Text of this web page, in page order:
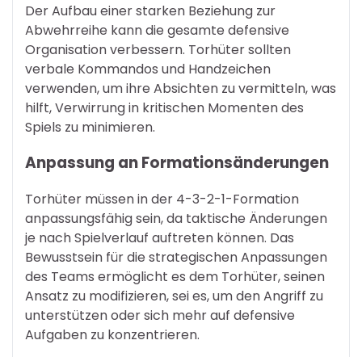
Der Aufbau einer starken Beziehung zur
Abwehrreihe kann die gesamte defensive
Organisation verbessern. Torhüter sollten
verbale Kommandos und Handzeichen
verwenden, um ihre Absichten zu vermitteln, was
hilft, Verwirrung in kritischen Momenten des
Spiels zu minimieren.
Anpassung an Formationsänderungen
Torhüter müssen in der 4-3-2-1-Formation
anpassungsfähig sein, da taktische Änderungen
je nach Spielverlauf auftreten können. Das
Bewusstsein für die strategischen Anpassungen
des Teams ermöglicht es dem Torhüter, seinen
Ansatz zu modifizieren, sei es, um den Angriff zu
unterstützen oder sich mehr auf defensive
Aufgaben zu konzentrieren.